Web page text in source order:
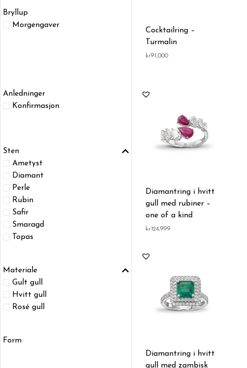
Bryllup
Morgengaver
Anledninger
Konfirmasjon
Sten
Ametyst
Diamant
Perle
Rubin
Safir
Smaragd
Topas
Materiale
Gult gull
Hvitt gull
Rosé gull
Form
Cocktailring –
Turmalin
kr91,000
Diamantring i hvitt
gull med rubiner –
one of a kind
kr124,999
Diamantring i hvitt
gull med zambisk